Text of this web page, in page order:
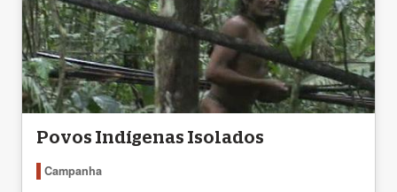
Povos Indígenas Isolados
Campanha